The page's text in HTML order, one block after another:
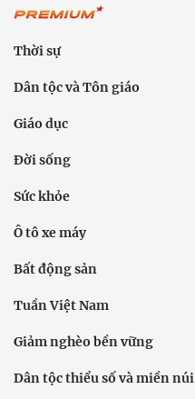
Thời sự
Dân tộc và Tôn giáo
Giáo dục
Đời sống
Sức khỏe
Ô tô xe máy
Bất động sản
Tuần Việt Nam
Giảm nghèo bền vững
Dân tộc thiểu số và miền núi